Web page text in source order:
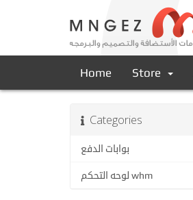
Home Store
Categories
بوابات الدفع
لوحه التحكم whm